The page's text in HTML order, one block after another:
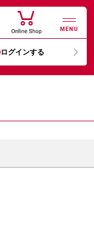
MENU
ログインする